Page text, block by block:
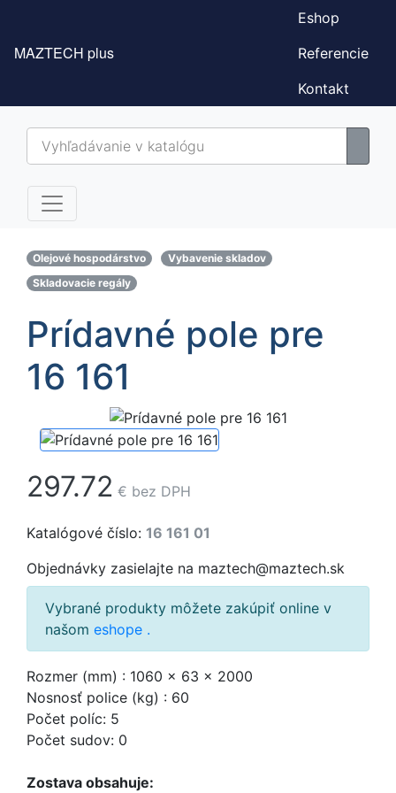
MAZTECH plus
Eshop
Referencie
Kontakt
Olejové hospodárstvo
Vybavenie skladov
Skladovacie regály
Prídavné pole pre
16 161
297.72 € bez DPH
Katalógové číslo: 16 161 01
Objednávky zasielajte na maztech@maztech.sk
Vybrané produkty môžete zakúpiť online v
našom eshope .
Rozmer (mm) : 1060 x 63 x 2000
Nosnosť police (kg) : 60
Počet políc: 5
Počet sudov: 0
Zostava obsahuje: